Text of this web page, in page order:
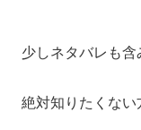
少しネタバレも含
絶対知りたくない